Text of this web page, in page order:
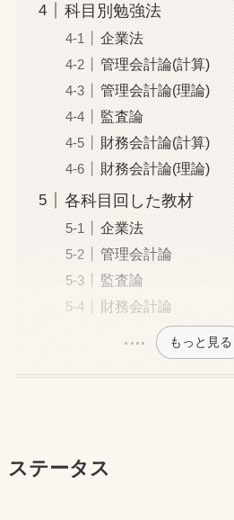
科目別勉強法
企業法
管理会計論(計算)
管理会計論(理論)
監査論
財務会計論(計算)
財務会計論(理論)
各科目回した教材
企業法
管理会計論
監査論
財務会計論
もっと見る
ステータス